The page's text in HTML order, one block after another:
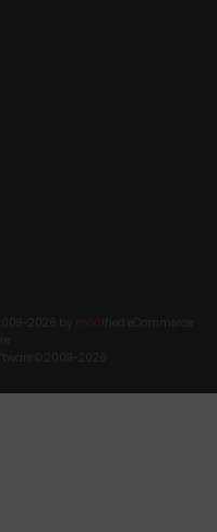
2026 by mod ified eCommerce
© 2009-2026